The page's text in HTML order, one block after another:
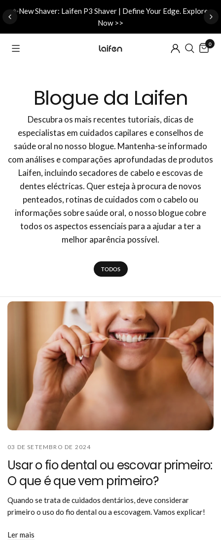
✨New Shaver: Laifen P3 Shaver | Define Your Edge. Explore
Now >>
0
Blogue da Laifen
Descubra os mais recentes tutoriais, dicas de
especialistas em cuidados capilares e conselhos de
saúde oral no nosso blogue. Mantenha-se informado
com análises e comparações aprofundadas de produtos
Laifen, incluindo secadores de cabelo e escovas de
dentes eléctricas. Quer esteja à procura de novos
penteados, rotinas de cuidados com o cabelo ou
informações sobre saúde oral, o nosso blogue cobre
todos os aspectos essenciais para a ajudar a ter a
melhor aparência possível.
TODOS
03 DE SETEMBRO DE 2024
Usar o fio dental ou escovar primeiro:
O que é que vem primeiro?
Quando se trata de cuidados dentários, deve considerar
primeiro o uso do fio dental ou a escovagem. Vamos explicar!
Ler mais